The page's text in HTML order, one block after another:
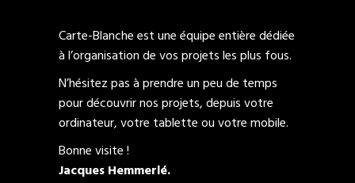
Carte-Blanche est une équipe entière dédiée
à l’organisation de vos projets les plus fous.
N’hésitez pas à prendre un peu de temps
pour découvrir nos projets, depuis votre
ordinateur, votre tablette ou votre mobile.
Bonne visite !
Jacques Hemmerlé.